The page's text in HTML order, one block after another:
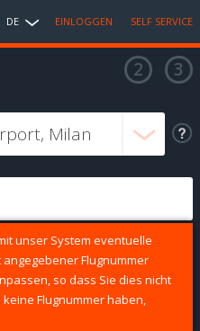
DE EINLOGGEN SELF SERVICE
unser System eventuelle
Flugnummer
so dass Sie dies nicht
Flugnummer haben,